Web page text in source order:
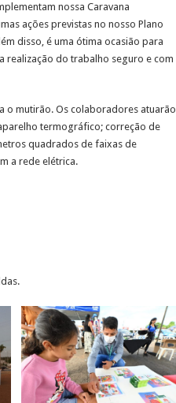
nossa Caravana
ações previstas no nosso Plano
disso, é uma ótima ocasião para
realização do trabalho seguro e com
o mutirão. Os colaboradores atuarão
termográfico; correção de
quadrados de faixas de
a rede elétrica.